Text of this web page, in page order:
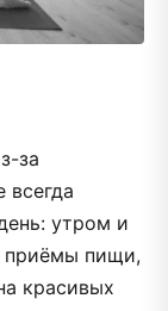
за
всегда
утром и
приёмы пищи,
красивых